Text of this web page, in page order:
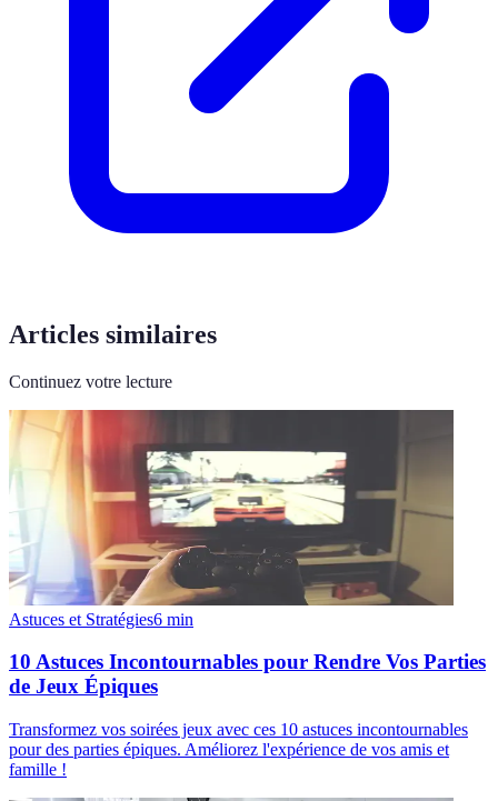
Articles similaires
Continuez votre lecture
Astuces et Stratégies6 min
10 Astuces Incontournables pour Rendre Vos Parties
de Jeux Épiques
Transformez vos soirées jeux avec ces 10 astuces incontournables
pour des parties épiques. Améliorez l'expérience de vos amis et
famille !